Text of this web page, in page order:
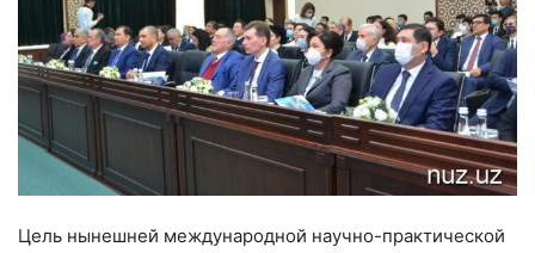
Цель нынешней международной научно-практической